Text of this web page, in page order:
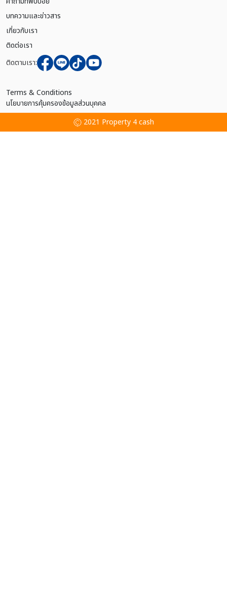
บทความและข่าวสาร
เกี่ยวกับเรา
ติดต่อเรา
ติดตามเรา:
Terms & Conditions
นโยบายการคุ้มครองข้อมูลส่วนบุคคล
2021 Property 4 cash